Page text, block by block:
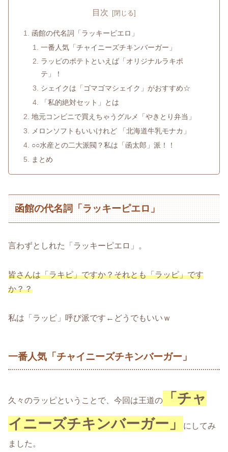
目次
函館の代名詞「ラッキーピエロ」
一番人気「チャイニーズチキンバーガー」
ラッピのポテトといえば「オリジナルラキポ
テ」！
シェイクは「ゴマゴマシェイク」がおすすめ☆
「私的絶対セット」とは
地元コンビニで買えちゃうグルメ「やきとり弁当」
メロンソフトもいいけれど 「北海道牛乳モナカ」
○○水産との二大派閥？私は「函太郎」派！！
まとめ
函館の代名詞「ラッキーピエロ」
言わずとしれた「ラッキーピエロ」。
皆さんは「ラキピ」ですか？それとも「ラッピ」です
か？？
私は「ラッピ」呼び派です←どうでもいいｗ
一番人気「チャイニーズチキンバーガー」
久々のラッピということで、今回は王道の
「チャ
イニーズチキンバーガー」
にしてみ
ました。